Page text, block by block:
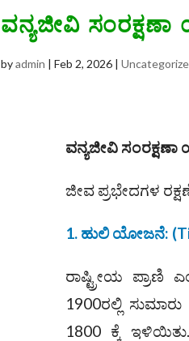
ವನ್ಯಜೀವಿ
byadmin |Feb 2, 2026 |
ವನ್ಯಜೀವಿ
ಜೀವ ಪ್ರಭೇದಗಳ
1. ಹುಲಿ ಯೋಜನೆ:
ರಾಷ್ಟ್ರೀಯ ಪ್ರಾಣಿ
1900ರಲ್ಲಿ
1800 ಕ್ಕೆ